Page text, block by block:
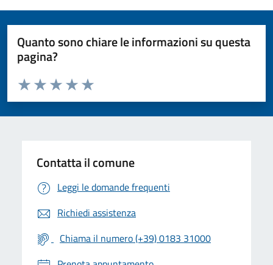
Quanto sono chiare le informazioni su questa
pagina?
Valuta da 1 a 5 stelle la pagina
Valuta 5 stelle su 5
Valuta 4 stelle su 5
Valuta 3 stelle su 5
Valuta 2 stelle su 5
Valuta 1 stelle su 5
Contatta il comune
Leggi le domande frequenti
Richiedi assistenza
Chiama il numero (+39) 0183 31000